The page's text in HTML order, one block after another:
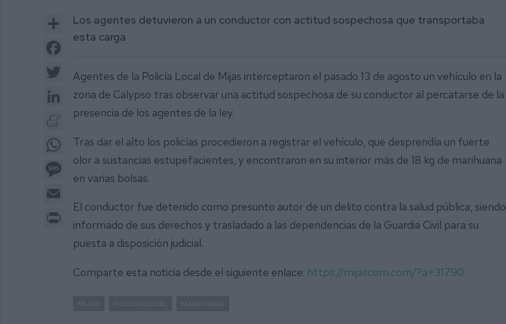
Share
Facebook
LinkedIn
Meneame
WhatsApp
Message
Print
Los agentes detuvieron a un conductor con actitud sospechosa que transportaba
esta carga
Agentes de la Policía Local de Mijas interceptaron el pasado 13 de agosto un vehículo en la
zona de Calypso tras observar una actitud sospechosa de su conductor al percatarse de la
presencia de los agentes de la ley.
Tras dar el alto los policías procedieron a registrar el vehículo, que desprendía un fuerte
olor a sustancias estupefacientes, y encontraron en su interior más de 18 kg de marihuana
en varias bolsas.
El conductor fue detenido como presunto autor de un delito contra la salud pública, siendo
informado de sus derechos y trasladado a las dependencias de la Guardia Civil para su
puesta a disposición judicial.
Comparte esta noticia desde el siguiente enlace: https://mijascom.com/?a=31790